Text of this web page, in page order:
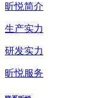
昕悦简介
生产实力
研发实力
昕悦服务